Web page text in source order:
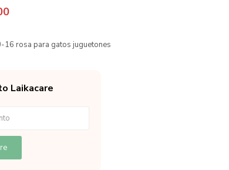
16 rosa para gatos juguetones
Laikacare